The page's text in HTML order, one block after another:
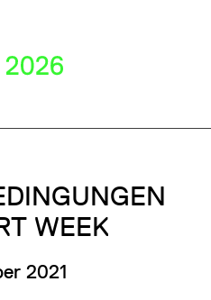
WEEK
2021